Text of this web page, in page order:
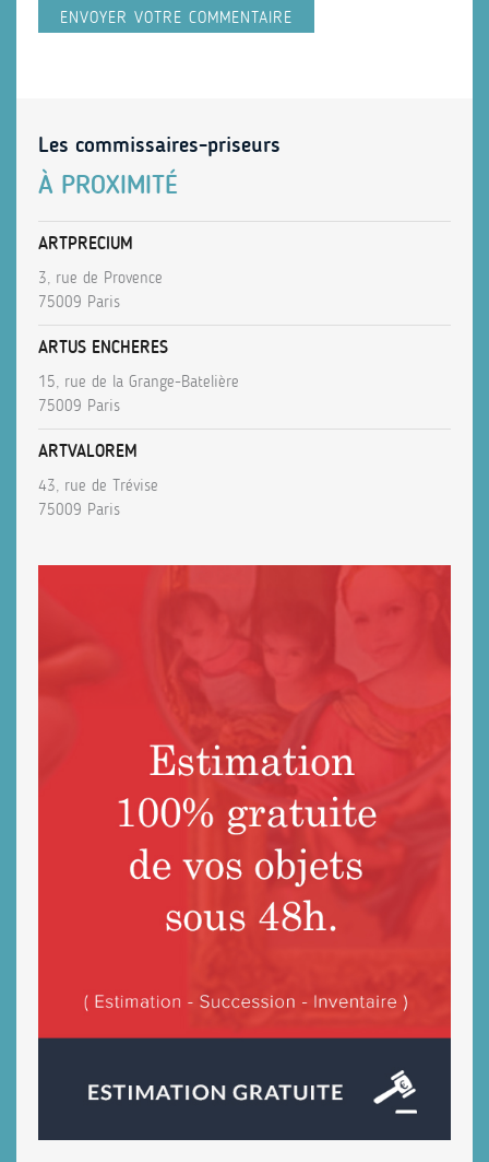
Les commissaires-priseurs
À PROXIMITÉ
ARTPRECIUM
3, rue de Provence
75009 Paris
ARTUS ENCHERES
15, rue de la Grange-Batelière
75009 Paris
ARTVALOREM
43, rue de Trévise
75009 Paris